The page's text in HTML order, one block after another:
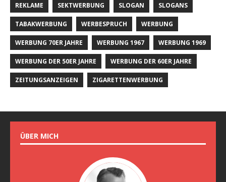
REKLAME SEKTWERBUNG SLOGAN SLOGANS
TABAKWERBUNG WERBESPRUCH WERBUNG
WERBUNG 70ER JAHRE WERBUNG 1967 WERBUNG 1969
WERBUNG DER 50ER JAHRE WERBUNG DER 60ER JAHRE
ZEITUNGSANZEIGEN ZIGARETTENWERBUNG
ÜBER MICH